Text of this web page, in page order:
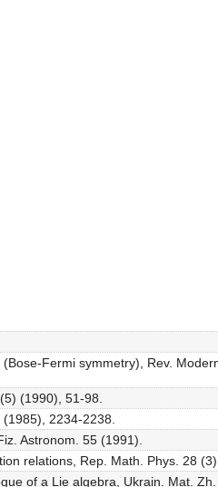
Fermi symmetry), Rev.
(1990), 51-98.
2234-2238.
Astronom. 55 (1991).
relations, Rep. Math. Phys. 28
of a Lie algebra, Ukrain. Mat. Zh.